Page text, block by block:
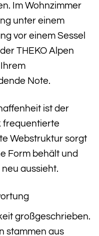
Im Wohnzimmer
unter einem
vor einem Sessel
THEKO Alpen
Note.
ist der
frequentierte
Webstruktur sorgt
Form behält und
aussieht.
großgeschrieben.
stammen aus